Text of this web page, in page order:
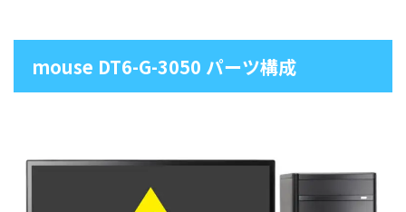
mouse DT6-G-3050 パーツ構成